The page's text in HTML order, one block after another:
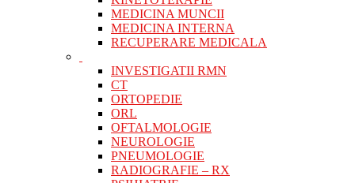
MEDICINA MUNCII
MEDICINA INTERNA
RECUPERARE MEDICALA
INVESTIGATII RMN
CT
ORTOPEDIE
ORL
OFTALMOLOGIE
NEUROLOGIE
PNEUMOLOGIE
RADIOGRAFIE – RX